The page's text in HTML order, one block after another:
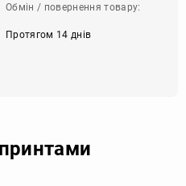
Обмін / повернення товару:
Протягом 14 днів